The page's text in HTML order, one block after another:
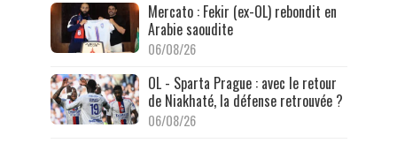
Mercato : Fekir (ex-OL) rebondit en
Arabie saoudite
06/08/26
OL - Sparta Prague : avec le retour
de Niakhaté, la défense retrouvée ?
06/08/26